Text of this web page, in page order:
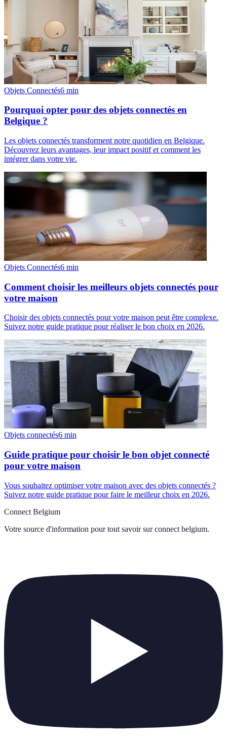
Objets Connectés6 min
Pourquoi opter pour des objets connectés en
Belgique ?
Les objets connectés transforment notre quotidien en Belgique.
Découvrez leurs avantages, leur impact positif et comment les
intégrer dans votre vie.
Objets Connectés6 min
Comment choisir les meilleurs objets connectés pour
votre maison
Choisir des objets connectés pour votre maison peut être complexe.
Suivez notre guide pratique pour réaliser le bon choix en 2026.
Objets connectés6 min
Guide pratique pour choisir le bon objet connecté
pour votre maison
Vous souhaitez optimiser votre maison avec des objets connectés ?
Suivez notre guide pratique pour faire le meilleur choix en 2026.
Connect Belgium
Votre source d'information pour tout savoir sur connect belgium.